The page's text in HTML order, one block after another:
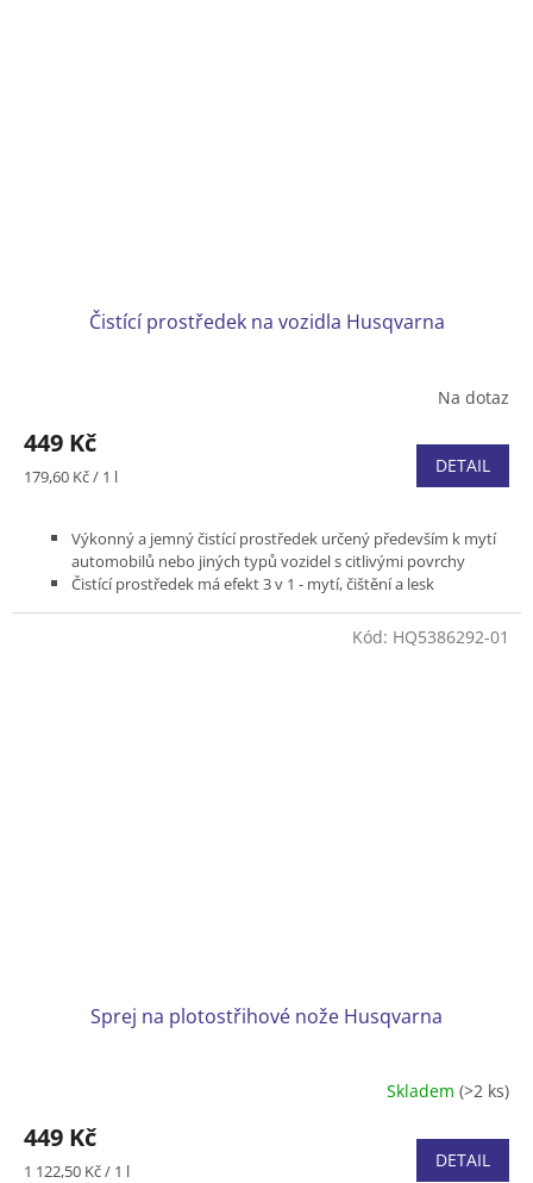
Čistící prostředek na vozidla Husqvarna
Na dotaz
449 Kč
Měrná
179,60 Kč / 1 l DETAIL
Výkonný a jemný čistící prostředek určený především k mytí
automobilů nebo jiných typů vozidel s citlivými povrchy
Čistící prostředek má efekt 3 v 1 - mytí, čištění a lesk
Sprej na plotostřihové nože Husqvarna
Skladem (>2 ks)
449 Kč
Měrná
1 122,50 Kč / 1 l DETAIL
Kód: HQ5386292-01